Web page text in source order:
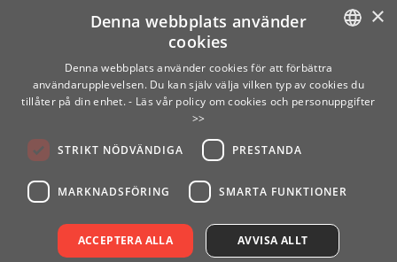
SWEDISH
×
Denna webbplats använder
cookies
Denna webbplats använder cookies för att förbättra
användarupplevelsen. Du kan själv välja vilken typ av cookies du
tillåter på din enhet. - Läs vår policy om cookies och personuppgifter
>>
STRIKT NÖDVÄNDIGA PRESTANDA
MARKNADSFÖRING SMARTA FUNKTIONER
ACCEPTERA ALLA AVVISA ALLT